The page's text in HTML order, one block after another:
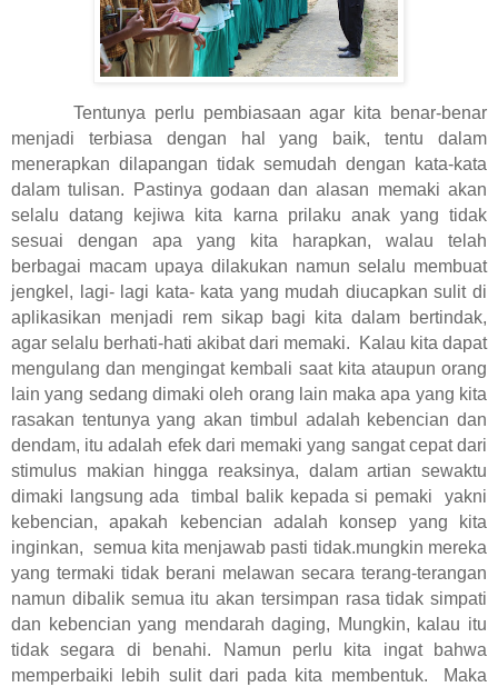
Tentunya perlu pembiasaan agar kita benar-benar
menjadi terbiasa dengan hal yang baik, tentu dalam
menerapkan dilapangan tidak semudah dengan kata-kata
dalam tulisan. Pastinya godaan dan alasan memaki akan
selalu datang kejiwa kita karna prilaku anak yang tidak
sesuai dengan apa yang kita harapkan, walau telah
berbagai macam upaya dilakukan namun selalu membuat
jengkel, lagi- lagi kata- kata yang mudah diucapkan sulit di
aplikasikan menjadi rem sikap bagi kita dalam bertindak,
agar selalu berhati-hati akibat dari memaki.
Kalau kita dapat
mengulang dan mengingat kembali saat kita ataupun orang
lain yang sedang dimaki oleh orang lain maka apa yang kita
rasakan tentunya yang akan timbul adalah kebencian dan
dendam, itu adalah efek dari memaki yang sangat cepat dari
stimulus makian hingga reaksinya, dalam artian sewaktu
dimaki langsung ada
timbal balik kepada si pemaki
yakni
kebencian, apakah kebencian adalah konsep yang kita
inginkan, semua kita menjawab pasti tidak.mungkin mereka
yang termaki tidak berani melawan secara terang-terangan
namun dibalik semua itu akan tersimpan rasa tidak simpati
dan kebencian yang mendarah daging, Mungkin, kalau itu
tidak segara di benahi. Namun perlu kita ingat bahwa
memperbaiki lebih sulit dari pada kita membentuk.
Maka